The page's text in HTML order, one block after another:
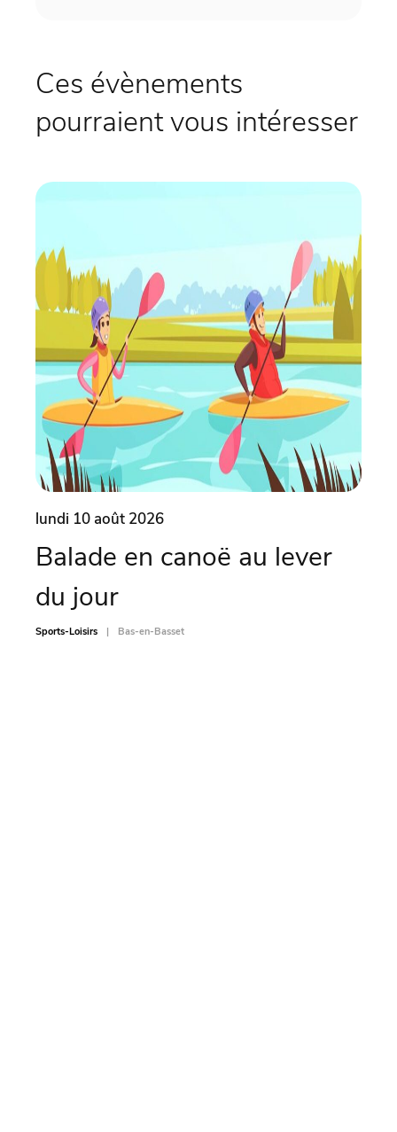
Ces évènements
pourraient vous intéresser
lundi 10 août 2026
Balade en canoë au lever
du jour
Sports-Loisirs Bas-en-Basset